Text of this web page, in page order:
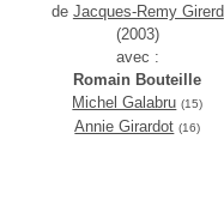
de Jacques-Remy Girerd
(2003)
avec :
Romain Bouteille
Michel Galabru (15)
Annie Girardot (16)